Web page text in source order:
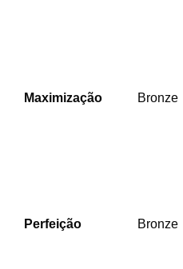
Maximização Bronze
Perfeição Bronze